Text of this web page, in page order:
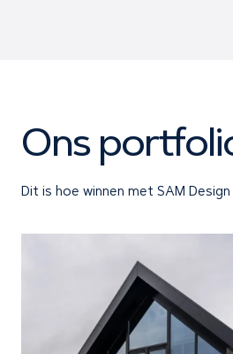
Ons
Dit is hoe winnen met SAM